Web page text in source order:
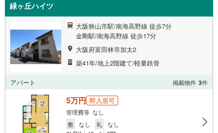
緑ヶ丘ハイツ
大阪狭山市駅/南海高野線 徒歩7分
金剛駅/南海高野線 徒歩17分
大阪府富田林市加太2
築41年/地上2階建て/軽量鉄骨
アパート 掲載物件 3件
5万円 即入居可
管理費等 なし
敷
なし 礼 なし